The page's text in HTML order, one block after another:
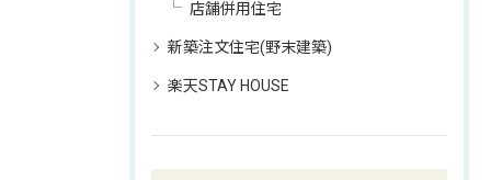
店舗併用住宅
新築注文住宅(野末建築)
楽天STAY HOUSE